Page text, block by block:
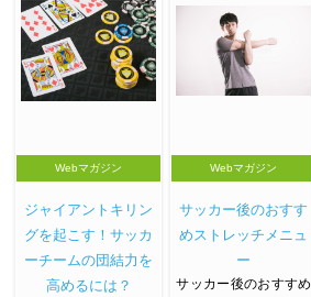
Webマガジン
ジャイアントキリン
グを起こす！サッカ
ーチームの団結力を
高めるには？
Webマガジン
サッカー後のおすす
めストレッチメニュ
ー
サッカー後のおすすめ